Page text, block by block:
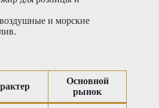
и морские
Основной
рынок